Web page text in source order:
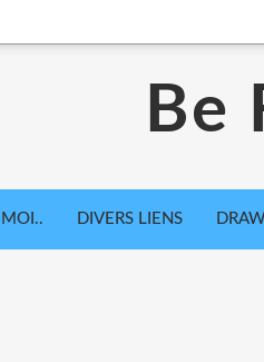
Be
MOI.. DIVERS LIENS